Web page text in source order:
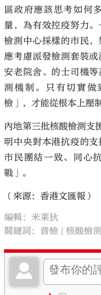
區政府應該思考如何
量，為有效控疫努力
檢測中心採樣的市民
應考慮派發檢測套裝
安老院舍、的士司機
測機制。只有切實
檢」，才能從根本上壓
內地第三批核酸檢測支
明中央對本港抗疫的
市民團結一致、同心
戰」。
（來源：香港文匯報）
編輯：米莱狄
關鍵詞： 普檢 核酸檢測